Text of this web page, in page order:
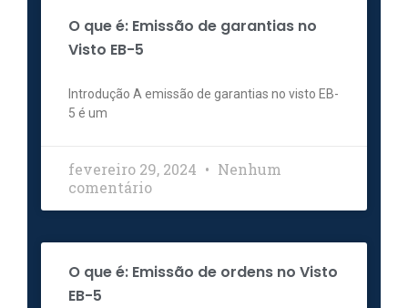
O que é: Emissão de garantias no
Visto EB-5
Introdução A emissão de garantias no visto EB-
5 é um
fevereiro 29, 2024
Nenhum
comentário
O que é: Emissão de ordens no Visto
EB-5